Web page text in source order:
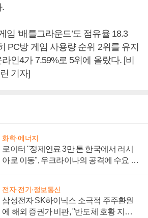
.
임 ‘배틀그라운드’도 점유율 18.3
PC방 게임 사용량 순위 2위를 유지
인4가 7.59%로 5위에 올랐다. [비
기자]
화학·에너지
로이터 "정제연료 3만 톤 한국에서 러시
아로 이동", 우크라이나의 공격에 수요 늘
전자·전기·정보통신
삼성전자 SK하이닉스 소극적 주주환원
에 해외 증권가 비판, "반도체 호황 지속